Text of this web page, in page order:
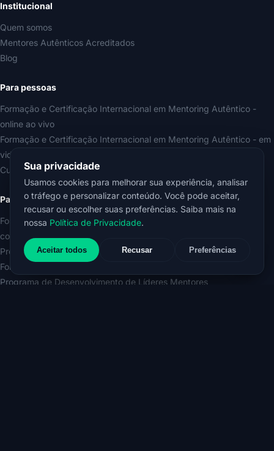
Institucional
Quem somos
Mentores Autênticos Acreditados
Blog
Para pessoas
Formação e Certificação Internacional em Mentoring Autêntico -
online ao vivo
Formação e Certificação Internacional em Mentoring Autêntico - em
videoaulas
Curso Iniciação ao Mentoring Autêntico (gratuito)
Para empresas
Formação e Certificação Internacional em Mentoring Autêntico in
company
Programa de Mentoring Organizacional
Formação e Certificação Internacional em Liderança Mentora
Programa de Desenvolvimento de Líderes Mentores
Sua privacidade
Usamos cookies para melhorar sua experiência, analisar
o tráfego e personalizar conteúdo. Você pode aceitar,
recusar ou escolher suas preferências. Saiba mais na
nossa Política de Privacidade.
Aceitar todos Recusar Preferências